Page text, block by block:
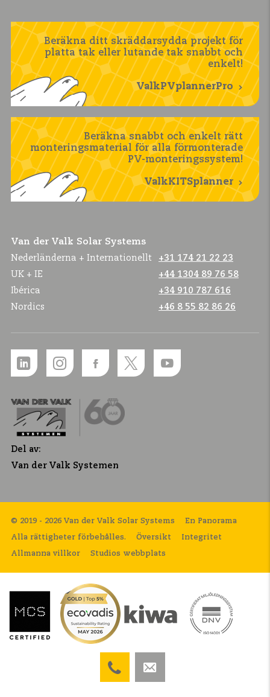
Beräkna ditt skräddarsydda projekt för
platta tak eller lutande tak snabbt och
enkelt!
ValkPVplannerPro
Beräkna snabbt och enkelt rätt
monteringsmaterial för alla förmonterade
PV-monteringssystem!
ValkKITSplanner
Van der Valk Solar Systems
Nederländerna + Internationellt
+31 174 21 22 23
UK + IE
+44 1304 89 76 58
Ibérica
+34 910 787 616
Nordics
+46 8 55 82 86 26
Del av:
Van der Valk Systemen
© 2019 - 2026 Van der Valk Solar Systems
Alla rättigheter förbehålles. Översikt Integritet
Allmanna villkor
En Panorama
Studios webbplats